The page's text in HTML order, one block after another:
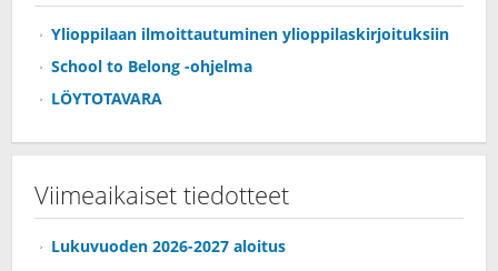
Ylioppilaan ilmoittautuminen ylioppilaskirjoituksiin
School to Belong -ohjelma
LÖYTOTAVARA
Viimeaikaiset tiedotteet
Lukuvuoden 2026-2027 aloitus